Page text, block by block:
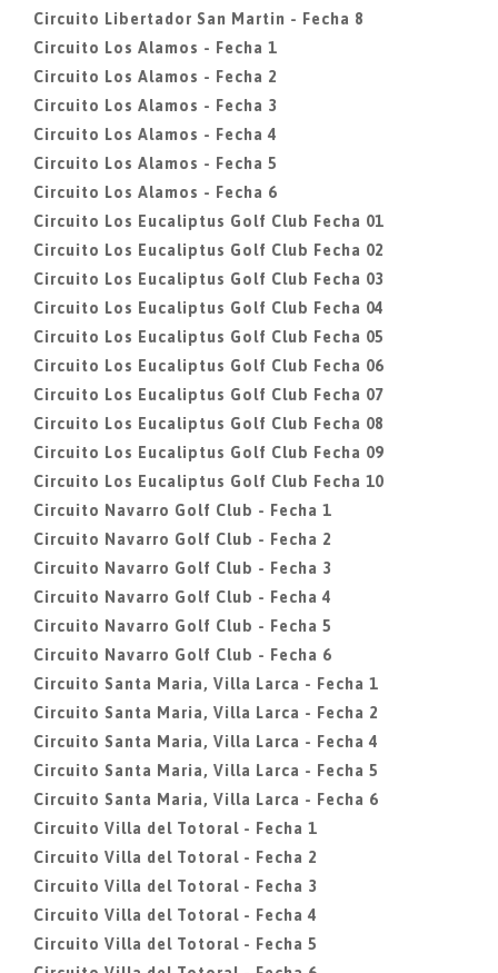
Circuito Libertador San Martin - Fecha 8
Circuito Los Alamos - Fecha 1
Circuito Los Alamos - Fecha 2
Circuito Los Alamos - Fecha 3
Circuito Los Alamos - Fecha 4
Circuito Los Alamos - Fecha 5
Circuito Los Alamos - Fecha 6
Circuito Los Eucaliptus Golf Club Fecha 01
Circuito Los Eucaliptus Golf Club Fecha 02
Circuito Los Eucaliptus Golf Club Fecha 03
Circuito Los Eucaliptus Golf Club Fecha 04
Circuito Los Eucaliptus Golf Club Fecha 05
Circuito Los Eucaliptus Golf Club Fecha 06
Circuito Los Eucaliptus Golf Club Fecha 07
Circuito Los Eucaliptus Golf Club Fecha 08
Circuito Los Eucaliptus Golf Club Fecha 09
Circuito Los Eucaliptus Golf Club Fecha 10
Circuito Navarro Golf Club - Fecha 1
Circuito Navarro Golf Club - Fecha 2
Circuito Navarro Golf Club - Fecha 3
Circuito Navarro Golf Club - Fecha 4
Circuito Navarro Golf Club - Fecha 5
Circuito Navarro Golf Club - Fecha 6
Circuito Santa Maria, Villa Larca - Fecha 1
Circuito Santa Maria, Villa Larca - Fecha 2
Circuito Santa Maria, Villa Larca - Fecha 4
Circuito Santa Maria, Villa Larca - Fecha 5
Circuito Santa Maria, Villa Larca - Fecha 6
Circuito Villa del Totoral - Fecha 1
Circuito Villa del Totoral - Fecha 2
Circuito Villa del Totoral - Fecha 3
Circuito Villa del Totoral - Fecha 4
Circuito Villa del Totoral - Fecha 5